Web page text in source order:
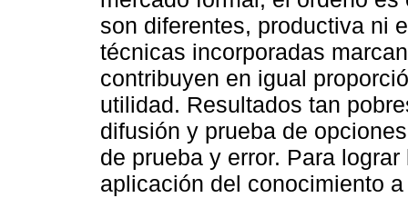
son diferentes, productiva ni
técnicas incorporadas
contribuyen en igual
utilidad. Resultados tan
difusión y prueba de
de prueba y error. Para
aplicación del conocimiento